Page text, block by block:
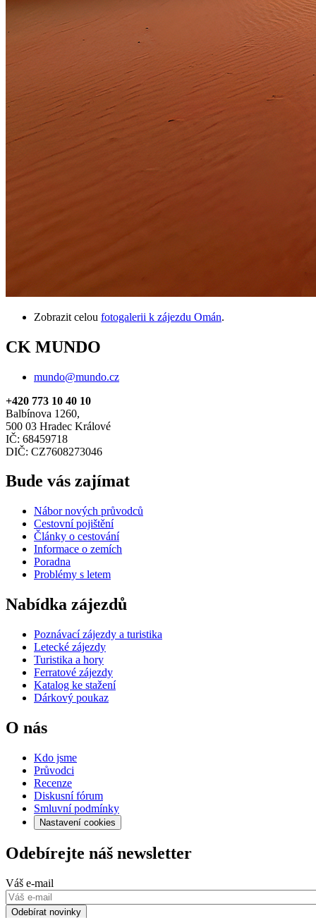
Zobrazit celou fotogalerii k zájezdu Omán.
CK MUNDO
mundo@mundo.cz
+420 773 10 40 10
Balbínova 1260,
500 03 Hradec Králové
IČ: 68459718
DIČ: CZ7608273046
Bude vás zajímat
Nábor nových průvodců
Cestovní pojištění
Články o cestování
Informace o zemích
Poradna
Problémy s letem
Nabídka zájezdů
Poznávací zájezdy a turistika
Letecké zájezdy
Turistika a hory
Ferratové zájezdy
Katalog ke stažení
Dárkový poukaz
O nás
Kdo jsme
Průvodci
Recenze
Diskusní fórum
Smluvní podmínky
Nastavení cookies
Odebírejte náš newsletter
Váš e-mail
Odebírat novinky